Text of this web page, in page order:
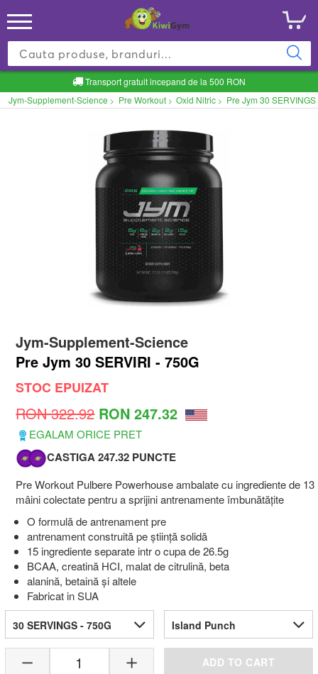
Transport gratuit incepand de la 500 RON
Jym-Supplement-Science > Pre Workout > Oxid Nitric > Pre Jym 30
Jym-Supplement-Science
Pre Jym 30 SERVIRI - 750G
STOC EPUIZAT
RON 322.92 RON 247.32
EGALAM ORICE PRET
CASTIGA 247.32 PUNCTE
Pre Workout Pulbere Powerhouse ambalate cu ingrediente de 13
mâini colectate pentru a sprijini antrenamente îmbunătățite
O formulă de antrenament pre
antrenament construită pe știință solidă
15 ingrediente separate intr o cupa de 26.5g
BCAA, creatină HCI, malat de citrulină, beta
alanină, betaină și altele
Fabricat in SUA
30 SERVINGS - 750G Island Punch
1 ADD TO CART